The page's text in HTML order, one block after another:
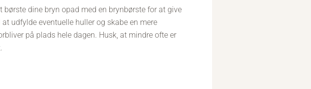
dine bryn opad med en brynbørste for at give
udfylde eventuelle huller og skabe en mere
på plads hele dagen. Husk, at mindre ofte er